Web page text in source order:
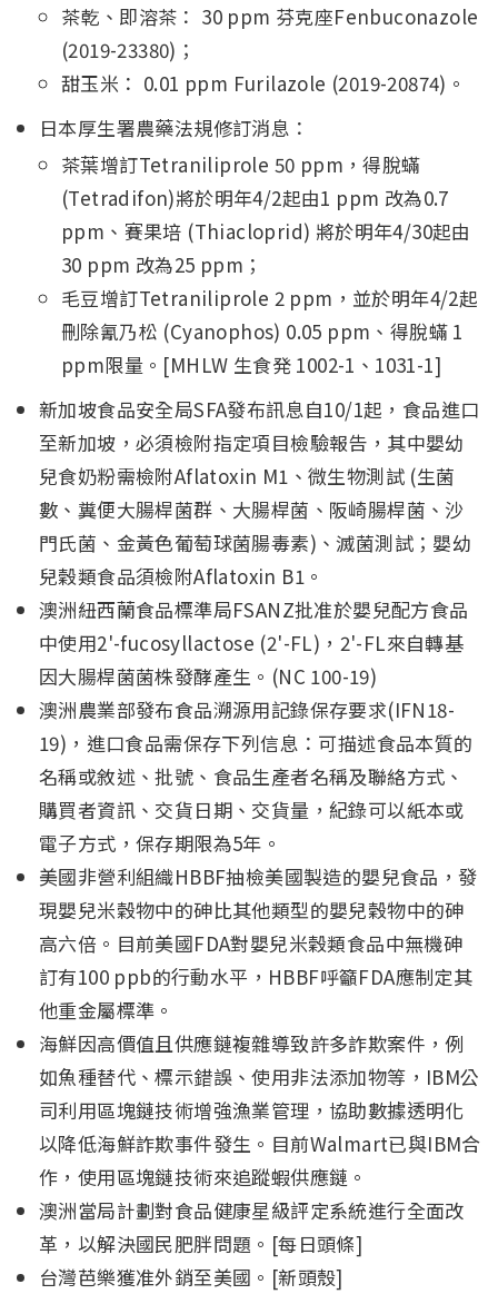
茶乾、即溶茶： 30 ppm 芬克座Fenbuconazole
(2019-23380)；
甜玉米： 0.01 ppm Furilazole (2019-20874)。
日本厚生署農藥法規修訂消息：
茶葉增訂Tetraniliprole 50 ppm，得脫蟎
(Tetradifon)將於明年4/2起由1 ppm 改為0.7
ppm、賽果培 (Thiacloprid) 將於明年4/30起由
30 ppm 改為25 ppm；
毛豆增訂Tetraniliprole 2 ppm，並於明年4/2起
刪除氰乃松 (Cyanophos) 0.05 ppm、得脫蟎 1
ppm限量。[MHLW 生食発 1002-1、1031-1]
新加坡食品安全局SFA發布訊息自10/1起，食品進口
至新加坡，必須檢附指定項目檢驗報告，其中嬰幼
兒食奶粉需檢附Aflatoxin M1、微生物測試 (生菌
數、糞便大腸桿菌群、大腸桿菌、阪崎腸桿菌、沙
門氏菌、金黃色葡萄球菌腸毒素)、滅菌測試；嬰幼
兒穀類食品須檢附Aflatoxin B1。
澳洲紐西蘭食品標準局FSANZ批准於嬰兒配方食品
中使用2'-fucosyllactose (2'-FL)，2'-FL來自轉基
因大腸桿菌菌株發酵產生。(NC 100-19)
澳洲農業部發布食品溯源用記錄保存要求(IFN18-
19)，進口食品需保存下列信息：可描述食品本質的
名稱或敘述、批號、食品生產者名稱及聯絡方式、
購買者資訊、交貨日期、交貨量，紀錄可以紙本或
電子方式，保存期限為5年。
美國非營利組織HBBF抽檢美國製造的嬰兒食品，發
現嬰兒米穀物中的砷比其他類型的嬰兒穀物中的砷
高六倍。目前美國FDA對嬰兒米穀類食品中無機砷
訂有100 ppb的行動水平，HBBF呼籲FDA應制定其
他重金屬標準。
海鮮因高價值且供應鏈複雜導致許多詐欺案件，例
如魚種替代、標示錯誤、使用非法添加物等，IBM公
司利用區塊鏈技術增強漁業管理，協助數據透明化
以降低海鮮詐欺事件發生。目前Walmart已與IBM合
作，使用區塊鏈技術來追蹤蝦供應鏈。
澳洲當局計劃對食品健康星級評定系統進行全面改
革，以解決國民肥胖問題。[每日頭條]
台灣芭樂獲准外銷至美國。[新頭殼]